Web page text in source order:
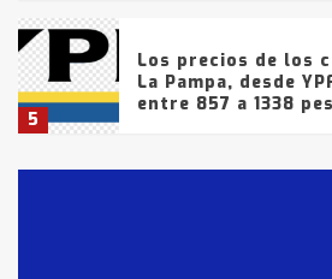
5
Los precios de los
La Pampa, desde
entre 857 a 1338